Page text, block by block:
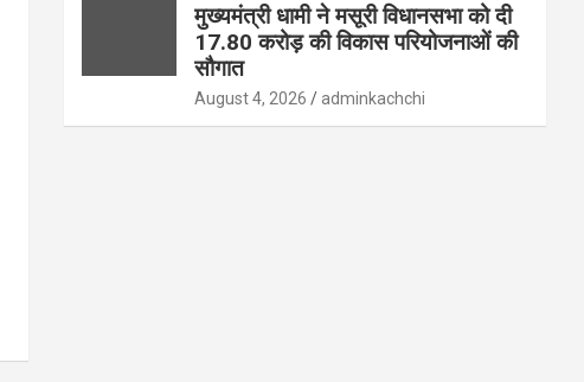
मुख्यमंत्री धामी ने मसूरी विधानसभा को दी
17.80 करोड़ की विकास परियोजनाओं की
सौगात
August 4, 2026 adminkachchi